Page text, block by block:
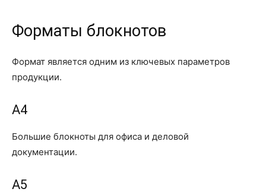
Форматы блокнотов
Формат является одним из ключевых параметров
продукции.
A4
Большие блокноты для офиса и деловой
документации.
A5